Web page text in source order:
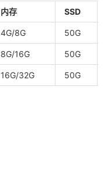
内存 SSD
4G/8G 50G
8G/16G 50G
16G/32G 50G